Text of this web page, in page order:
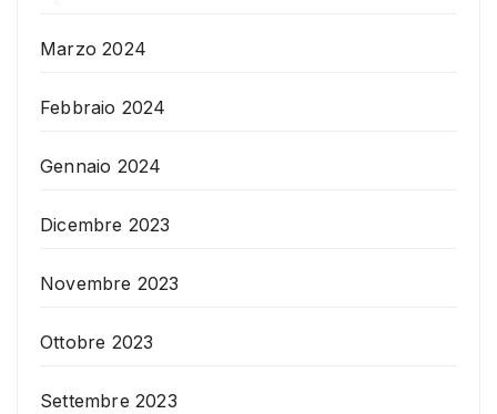
Marzo 2024
Febbraio 2024
Gennaio 2024
Dicembre 2023
Novembre 2023
Ottobre 2023
Settembre 2023